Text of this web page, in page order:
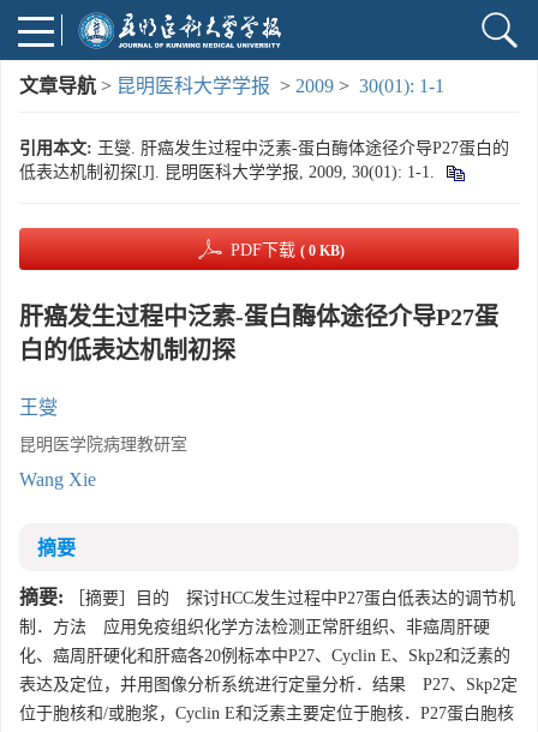
文章导航 > 昆明医科大学学报 > 2009 > 30(01): 1-1
引用本文: 王燮. 肝癌发生过程中泛素-蛋白酶体途径介导P27蛋白的
低表达机制初探[J]. 昆明医科大学学报, 2009, 30(01): 1-1.
PDF下载 ( 0 KB)
肝癌发生过程中泛素-蛋白酶体途径介导P27蛋
白的低表达机制初探
王燮
昆明医学院病理教研室
Wang Xie
摘要
摘要: ［摘要］目的 探讨HCC发生过程中P27蛋白低表达的调节机
制．方法 应用免疫组织化学方法检测正常肝组织、非癌周肝硬
化、癌周肝硬化和肝癌各20例标本中P27、Cyclin E、Skp2和泛素的
表达及定位，并用图像分析系统进行定量分析．结果 P27、Skp2定
位于胞核和/或胞浆，Cyclin E和泛素主要定位于胞核．P27蛋白胞核